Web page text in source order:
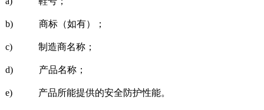
b) 商标（如有）；
c) 制造商名称；
d) 产品名称；
e) 产品所能提供的安全防护性能。